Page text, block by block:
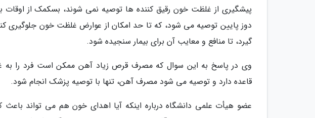
پیشگیری از غلظت خون رقیق کننده ها توصیه نمی شوند، بسکمک از اوقات
دوز پایین توصیه می شود، که تا حد امکان از عوارض غلظت خون جلوگیری
گیرد، تا منافع و معایب آن برای بیمار سنجیده شود.
وی در پاسخ به این سوال که مصرف قرص زیاد آهن ممکن است فرد را
قاعده دارد و توصیه می شود مصرف آهن، تنها با توصیه پزشک انجام شود.
عضو هیأت علمی دانشگاه درباره اینکه آیا اهدای خون هم می تواند